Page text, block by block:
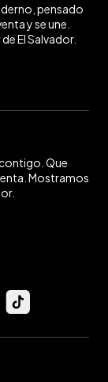
pensado
y se une.
El Salvador.
Que
Mostramos